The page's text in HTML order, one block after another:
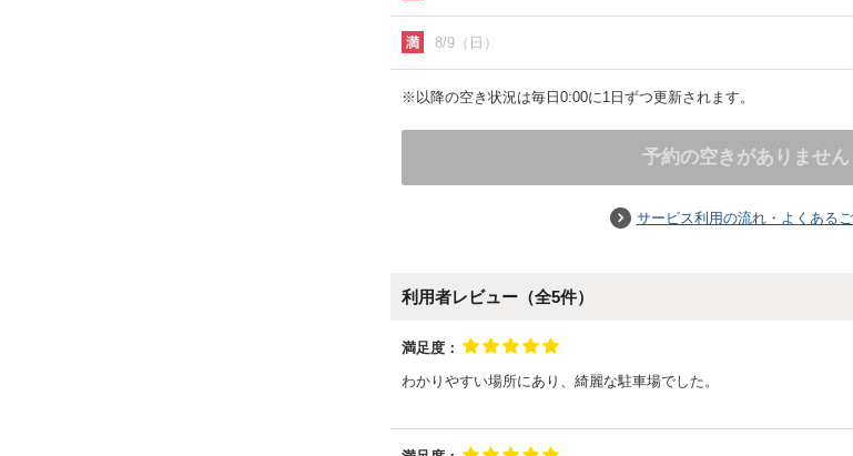
8/9（日）
※以降の空き状況は毎日0:00に1日ずつ更新されます。
予約の空きがありません
サービス利用の流れ・よくある
利用者レビュー（全5件）
満足度：
わかりやすい場所にあり、綺麗な駐車場でした。